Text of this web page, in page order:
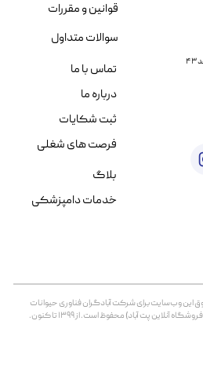
اين وب‌سايت برای شرکت آبادگران فناوری حیوانات
آنلاین پت آباد) محفوظ است. از ۱۳۹۹ تا کنون.
قوانین و مقررات
سوالات متداول
تماس با ما
درباره ما
ثبت شکایات
فرصت های شغلی
بلاگ
خدمات دامپزشکی